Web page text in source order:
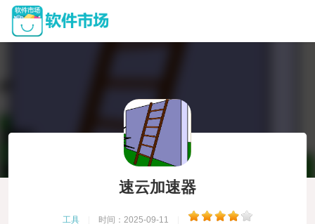
速云加速器
工具 时间：2025-09-11